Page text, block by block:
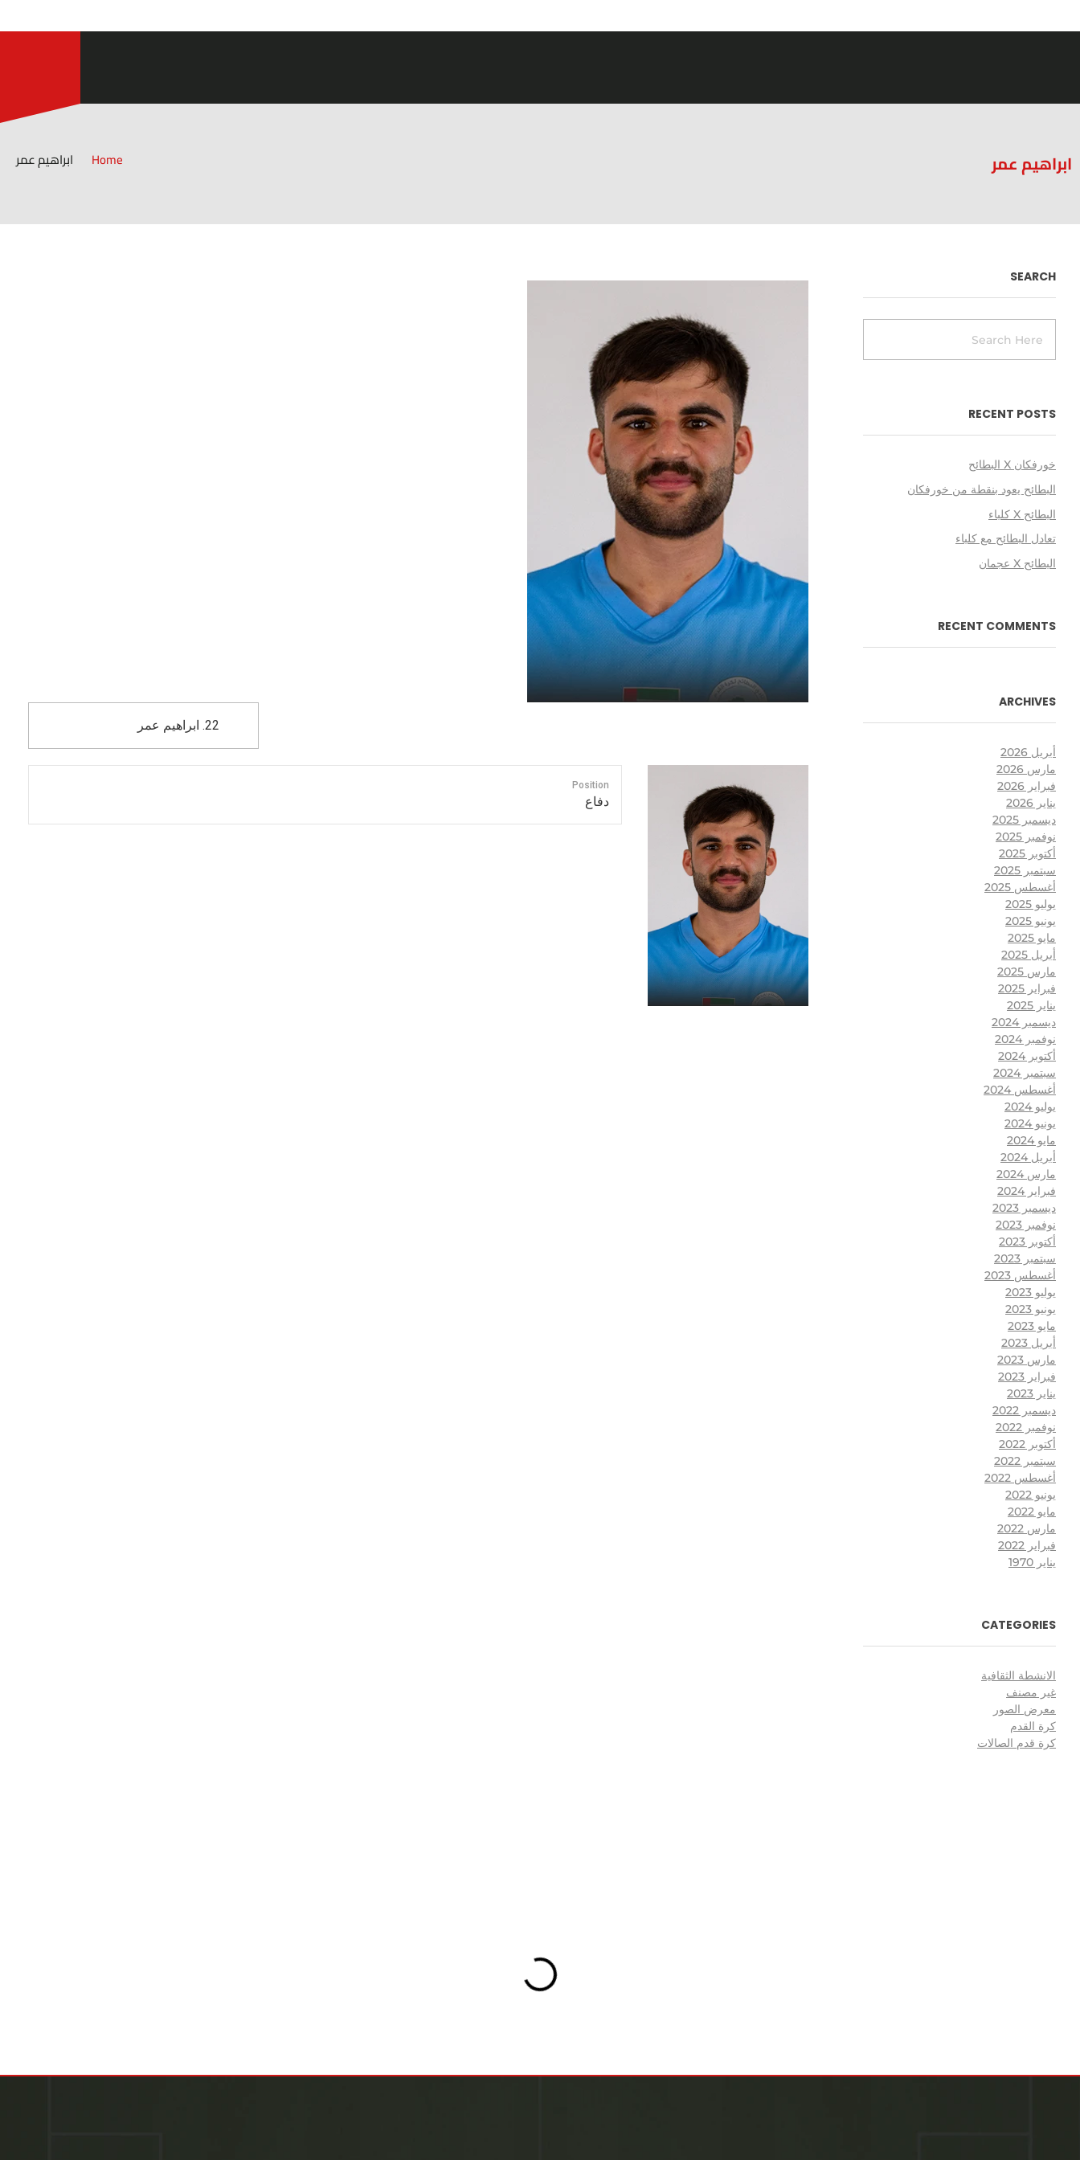
ابراهيم عمر Home ابراهيم عمر
Position
دفاع
SEARCH
RECENT POSTS
خورفكان X البطائح
البطائح يعود بنقطة من خورفكان
البطائح X كلباء
تعادل البطائح مع كلباء
البطائح X عجمان
RECENT COMMENTS
ARCHIVES
أبريل 2026
مارس 2026
فبراير 2026
يناير 2026
ديسمبر 2025
نوفمبر 2025
أكتوبر 2025
سبتمبر 2025
أغسطس 2025
يوليو 2025
يونيو 2025
مايو 2025
أبريل 2025
مارس 2025
فبراير 2025
يناير 2025
ديسمبر 2024
نوفمبر 2024
أكتوبر 2024
سبتمبر 2024
أغسطس 2024
يوليو 2024
يونيو 2024
مايو 2024
أبريل 2024
مارس 2024
فبراير 2024
ديسمبر 2023
نوفمبر 2023
أكتوبر 2023
سبتمبر 2023
أغسطس 2023
يوليو 2023
يونيو 2023
مايو 2023
أبريل 2023
مارس 2023
فبراير 2023
يناير 2023
ديسمبر 2022
نوفمبر 2022
أكتوبر 2022
سبتمبر 2022
أغسطس 2022
يونيو 2022
مايو 2022
مارس 2022
فبراير 2022
يناير 1970
CATEGORIES
الانشطة الثقافية
غير مصنف
معرض الصور
كرة القدم
كرة قدم الصالات